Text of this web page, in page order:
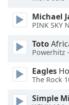
dialog
window.
cancel
and
close
window.
Michael
PINK SKY
Toto
Powerhitz
Eagles
The Rock
Simple